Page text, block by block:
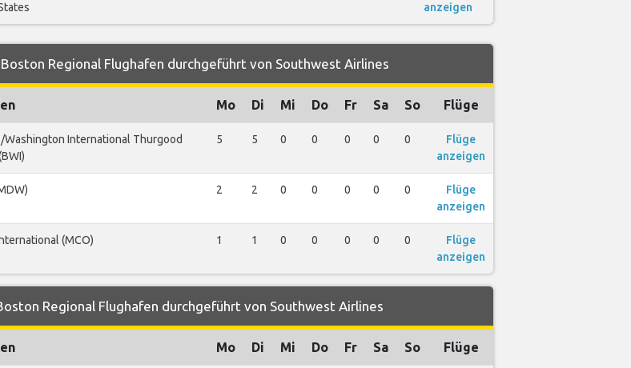
anzeigen
Regional Flughafen durchgeführt von Southwest Airlines
Mo Di Mi Do Fr Sa So Flüge
Washington International Thurgood
5 5 0 0 0 0 0
Flüge
anzeigen
2 2 0 0 0 0 0
Flüge
anzeigen
(MCO) 1 1 0 0 0 0 0
Flüge
anzeigen
Regional Flughafen durchgeführt von Southwest Airlines
Mo Di Mi Do Fr Sa So Flüge